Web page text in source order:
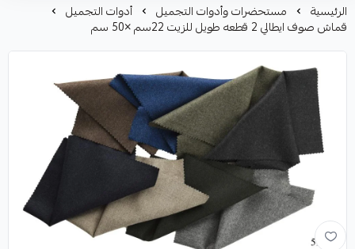
الرئيسية مستحضرات وأدوات التجميل أدوات التجميل
قماش صوف ايطالي 2 قطعه طويل للزيت 22سم ×50 سم